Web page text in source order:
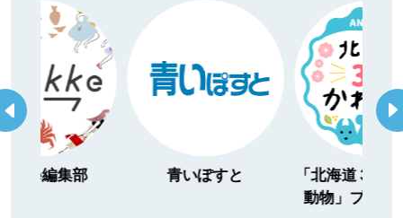
編集部 青いぽすと
「北海道３大
動物」プロジ